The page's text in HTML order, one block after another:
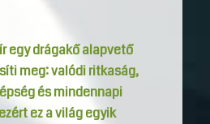
egy drágakő alapvető
meg: valódi ritkaság,
és mindennapi
ez a világ egyik